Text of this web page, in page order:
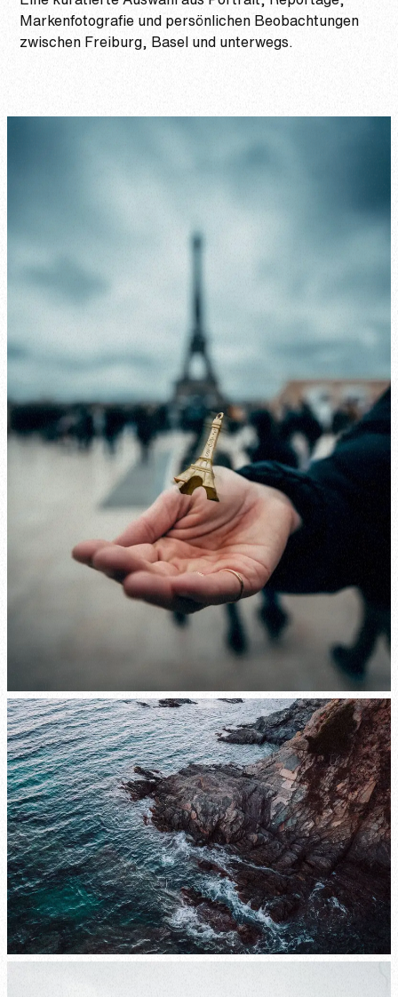
Markenfotografie und persönlichen Beobachtungen
zwischen Freiburg, Basel und unterwegs.